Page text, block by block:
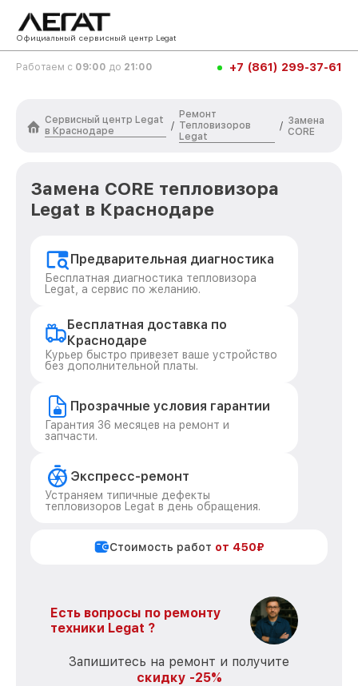
Официальный сервисный центр Legat
Работаем с 09:00 до 21:00 +7 (861) 299-37-61
Сервисный центр Legat
в Краснодаре
/
Ремонт
Тепловизоров
Legat
/ Замена
CORE
Замена CORE тепловизора
Legat в Краснодаре
Предварительная диагностика
Бесплатная диагностика тепловизора
Legat, а сервис по желанию.
Бесплатная доставка по
Краснодаре
Курьер быстро привезет ваше устройство
без дополнительной платы.
Прозрачные условия гарантии
Гарантия 36 месяцев на ремонт и
запчасти.
Экспресс-ремонт
Устраняем типичные дефекты
тепловизоров Legat в день обращения.
Стоимость работ от 450₽
Есть вопросы по ремонту
техники Legat ?
Запишитесь на ремонт и получите
скидку -25%